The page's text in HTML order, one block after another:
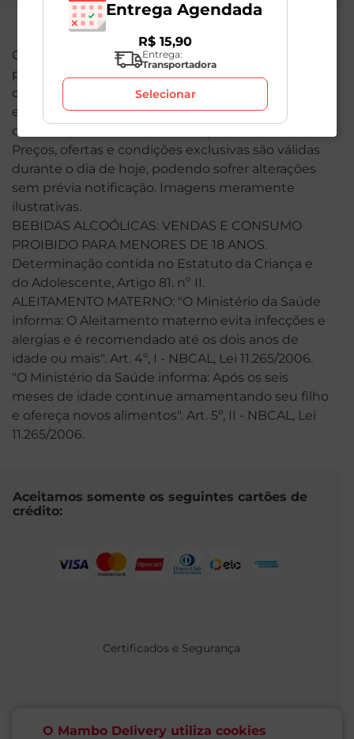
O Mambo Delivery utiliza cookies
O valor total de sua compra poderá ser alterado
por conta dos produtos de peso variável. Em caso
de indisponibilidade, o produto não será entregue
e, por isso, o valor correspondente não será
cobrado, podendo ser alterado para menos.
Preços, ofertas e condições exclusivas são válidas
durante o dia de hoje, podendo sofrer alterações
sem prévia notificação. Imagens meramente
ilustrativas.
BEBIDAS ALCOÓLICAS: VENDAS E CONSUMO
PROIBIDO PARA MENORES DE 18 ANOS.
Determinação contida no Estatuto da Criança e
do Adolescente, Artigo 81. nº II.
ALEITAMENTO MATERNO: "O Ministério da Saúde
informa: O Aleitamento materno evita infecções e
alergias e é recomendado até os dois anos de
idade ou mais". Art. 4º, I - NBCAL, Lei 11.265/2006.
"O Ministério da Saúde informa: Após os seis
meses de idade continue amamentando seu filho
e ofereça novos alimentos". Art. 5º, II - NBCAL, Lei
11.265/2006.
Aceitamos somente os seguintes cartões de
crédito:
Certificados e Segurança
Entrega Agendada
R$ 15,90
Entrega:
Transportadora
Selecionar